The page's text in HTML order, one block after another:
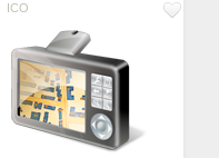
ICO